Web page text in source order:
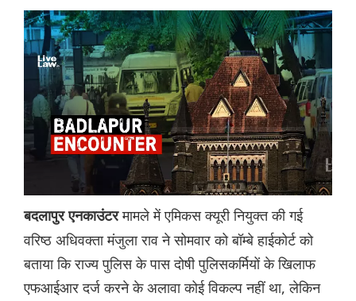
बदलापुर एनकाउंटरमामले में एमिकस क्यूरी नियुक्त की गई
वरिष्ठ अधिवक्ता मंजुला राव ने सोमवार को बॉम्बे हाईकोर्ट को
बताया कि राज्य पुलिस के पास दोषी पुलिसकर्मियों के खिलाफ
एफआईआर दर्ज करने के अलावा कोई विकल्प नहीं था, लेकिन